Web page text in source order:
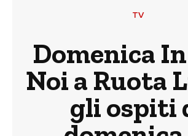
TV
Domenica In
Noi a Ruota
gli ospiti